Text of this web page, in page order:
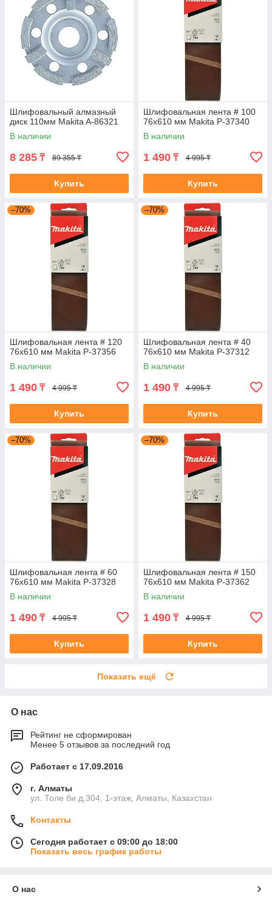
Шлифовальный алмазный
диск 110мм Makita A-86321
В наличии
8 285 ₸ 89 355 ₸
Купить
Шлифовальная лента # 100
76x610 мм Makita P-37340
В наличии
1 490 ₸ 4 995 ₸
Купить
–70%
Шлифовальная лента # 120
76x610 мм Makita P-37356
В наличии
1 490 ₸ 4 995 ₸
Купить
–70%
Шлифовальная лента # 40
76x610 мм Makita P-37312
В наличии
1 490 ₸ 4 995 ₸
Купить
–70%
Шлифовальная лента # 60
76x610 мм Makita P-37328
В наличии
1 490 ₸ 4 995 ₸
Купить
–70%
Шлифовальная лента # 150
76x610 мм Makita P-37362
В наличии
1 490 ₸ 4 995 ₸
Купить
Показать ещё
О нас
Рейтинг не сформирован
Менее 5 отзывов за последний год
Работает с 17.09.2016
г. Алматы
ул. Толе би д.304, 1-этаж, Алматы, Казахстан
Контакты
Сегодня работает с 09:00 до 18:00
Показать весь график работы
О нас